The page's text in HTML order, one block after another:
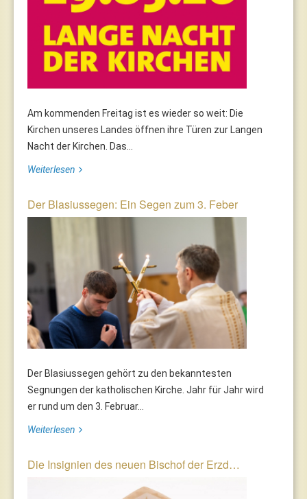
Am kommenden Freitag ist es wieder so weit: Die
Kirchen unseres Landes öffnen ihre Türen zur Langen
Nacht der Kirchen. Das...
Weiterlesen
Der Blasiussegen: Ein Segen zum 3. Feber
Der Blasiussegen gehört zu den bekanntesten
Segnungen der katholischen Kirche. Jahr für Jahr wird
er rund um den 3. Februar...
Weiterlesen
Die Insignien des neuen Bischof der Erzd…